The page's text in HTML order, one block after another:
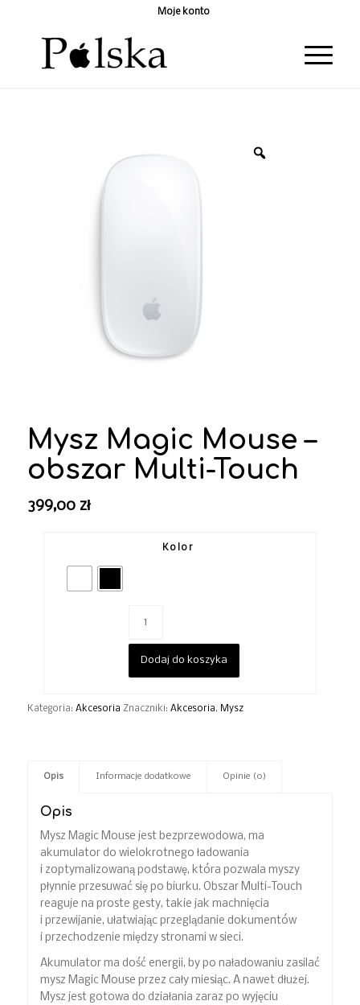
Moje konto
Mysz Magic Mouse –
obszar Multi-Touch
399,00 zł
Kolor
Dodaj do koszyka
Kategoria: Akcesoria Znaczniki: Akcesoria, Mysz
Opis Informacje dodatkowe Opinie (0)
Opis
Mysz Magic Mouse jest bezprzewodowa, ma
akumulator do wielokrotnego ładowania
i zoptymalizowaną podstawę, która pozwala myszy
płynnie przesuwać się po biurku. Obszar Multi-Touch
reaguje na proste gesty, takie jak machnięcia
i przewijanie, ułatwiając przeglądanie dokumentów
i przechodzenie między stronami w sieci.
Akumulator ma dość energii, by po naładowaniu zasilać
mysz Magic Mouse przez cały miesiąc. A nawet dłużej.
Mysz jest gotowa do działania zaraz po wyjęciu